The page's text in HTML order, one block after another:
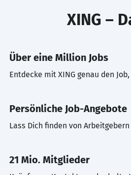
XING –
Über eine Million Jobs
Entdecke mit XING genau den
Persönliche Job-Angebote
Lass Dich finden von
21 Mio. Mitglieder